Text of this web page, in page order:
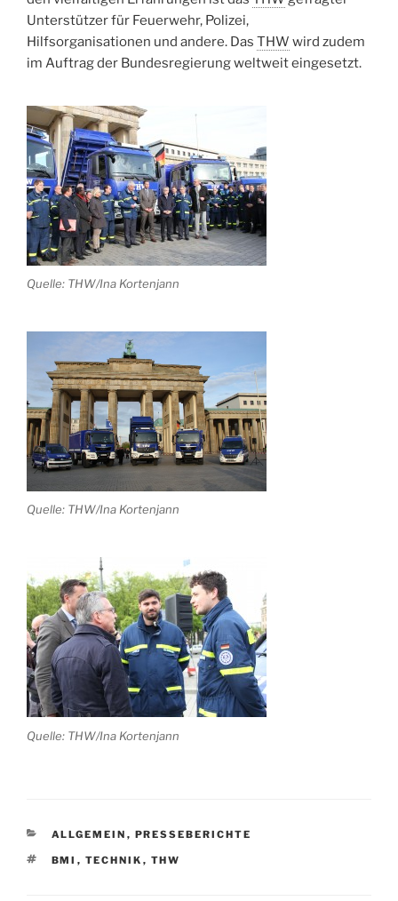
Unterstützer für Feuerwehr, Polizei,
Hilfsorganisationen und andere. Das THW wird zudem
im Auftrag der Bundesregierung weltweit eingesetzt.
Quelle: THW/Ina Kortenjann
Quelle: THW/Ina Kortenjann
Quelle: THW/Ina Kortenjann
KATEGORIEN
ALLGEMEIN , PRESSEBERICHTE
SCHLAGWÖRTER
BMI , TECHNIK , THW